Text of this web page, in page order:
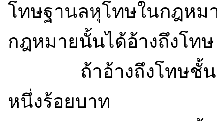
โทษฐานลหุโทษในกฎหม
กฎหมายนั้นได้อ้างถึงโท
ถ้าอ้างถึงโทษชั้น ๑
หนึ่งร้อยบาท